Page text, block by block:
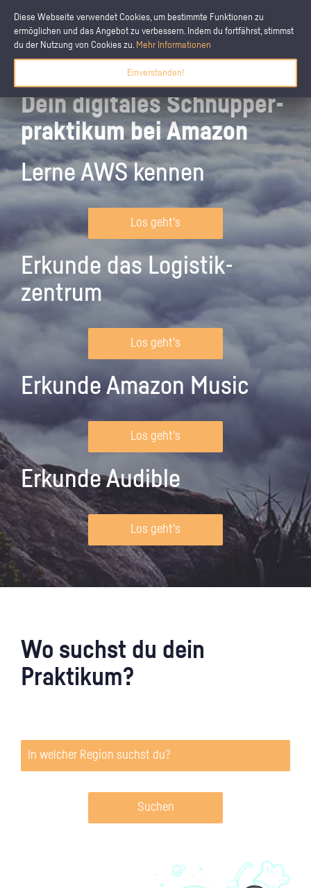
Diese Webseite verwendet Cookies, um bestimmte Funktionen zu
ermöglichen und das Angebot zu verbessern. Indem du fortfährst, stimmst
du der Nutzung von Cookies zu. Mehr Informationen
Einverstanden!
Dein digitales Schnupper­
praktikum bei Amazon
Lerne AWS kennen
Los geht's
Erkunde das Logistik­
zentrum
Los geht's
Erkunde Amazon Music
Los geht's
Erkunde Audible
Los geht's
Wo suchst du dein
Praktikum?
Suchen